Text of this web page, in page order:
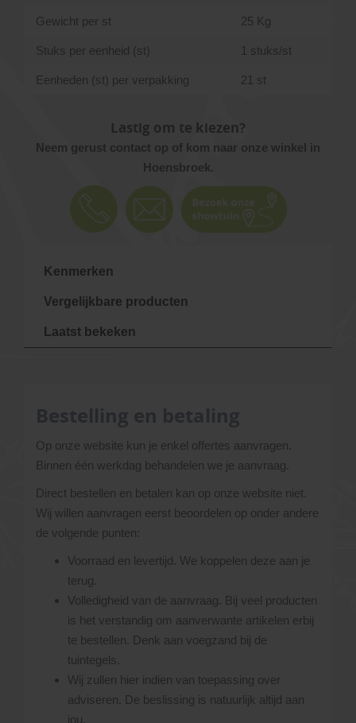
Gewicht per st 25 Kg
Stuks per eenheid (st) 1 stuks/st
Eenheden (st) per verpakking 21 st
Lastig om te kiezen?
Neem gerust contact op of kom naar onze winkel in
Hoensbroek.
Kenmerken
Vergelijkbare producten
Laatst bekeken
Op onze website kun je enkel offertes aanvragen.
Binnen één werkdag behandelen we je aanvraag.
Direct bestellen en betalen kan op onze website niet.
Wij willen aanvragen eerst beoordelen op onder andere
de volgende punten:
Voorraad en levertijd. We koppelen deze aan je
terug.
Volledigheid van de aanvraag. Bij veel producten
is het verstandig om aanverwante artikelen erbij
te bestellen. Denk aan voegzand bij de
tuintegels.
Wij zullen hier indien van toepassing over
adviseren. De beslissing is natuurlijk altijd aan
jou.